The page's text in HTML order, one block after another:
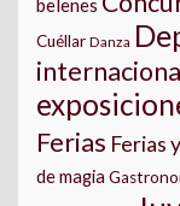
belenes
Cuéllar Danza
Ferias Ferias
de magia